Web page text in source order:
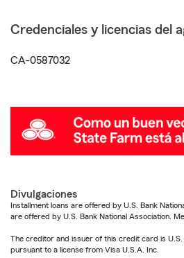
Credenciales y licencias del
CA-0587032
Divulgaciones
Installment loans are offered by U.S. Bank
are offered by U.S. Bank National Association.
The creditor and issuer of this credit card is U.S.
pursuant to a license from Visa U.S.A. Inc.